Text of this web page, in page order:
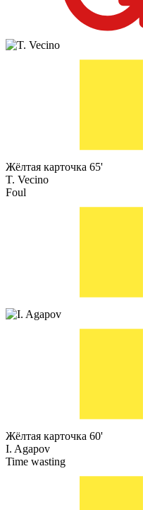
Жёлтая карточка 65'
T. Vecino
Foul
Жёлтая карточка 60'
I. Agapov
Time wasting